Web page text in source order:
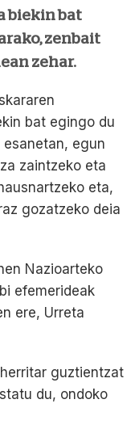
biekin bat
zenbait
zehar.
bat egingo du
esanetan, egun
zaintzeko eta
eta,
gozatzeko deia
Nazioarteko
efemerideak
ere, Urreta
guztientzat
du, ondoko